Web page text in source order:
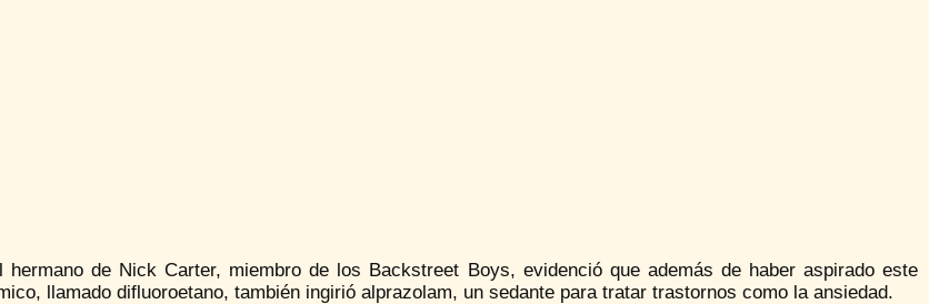
hermano de Nick Carter, miembro de los Backstreet Boys, evidenció que además de haber aspirado este
llamado difluoroetano, también ingirió alprazolam, un sedante para tratar trastornos como la ansiedad.